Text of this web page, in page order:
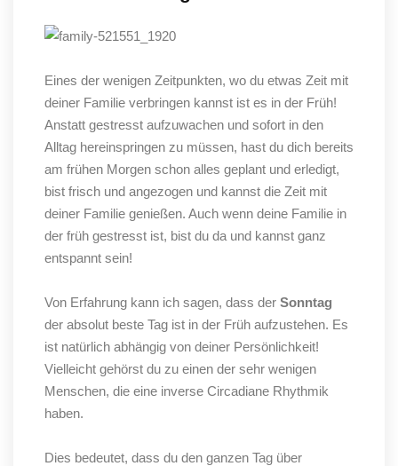
Eines der wenigen Zeitpunkten, wo du etwas Zeit mit
deiner Familie verbringen kannst ist es in der Früh!
Anstatt gestresst aufzuwachen und sofort in den
Alltag hereinspringen zu müssen, hast du dich bereits
am frühen Morgen schon alles geplant und erledigt,
bist frisch und angezogen und kannst die Zeit mit
deiner Familie genießen. Auch wenn deine Familie in
der früh gestresst ist, bist du da und kannst ganz
entspannt sein!
Von Erfahrung kann ich sagen, dass der Sonntag
der absolut beste Tag ist in der Früh aufzustehen. Es
ist natürlich abhängig von deiner Persönlichkeit!
Vielleicht gehörst du zu einen der sehr wenigen
Menschen, die eine inverse Circadiane Rhythmik
haben.
Dies bedeutet, dass du den ganzen Tag über